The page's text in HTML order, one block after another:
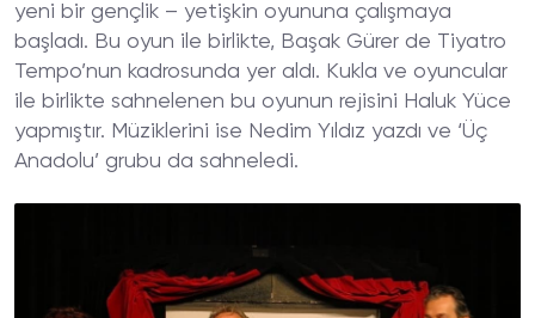
yeni bir gençlik – yetişkin oyununa çalışmaya
başladı. Bu oyun ile birlikte, Başak Gürer de Tiyatro
Tempo’nun kadrosunda yer aldı. Kukla ve oyuncular
ile birlikte sahnelenen bu oyunun rejisini Haluk Yüce
yapmıştır. Müziklerini ise Nedim Yıldız yazdı ve ‘Üç
Anadolu’ grubu da sahneledi.